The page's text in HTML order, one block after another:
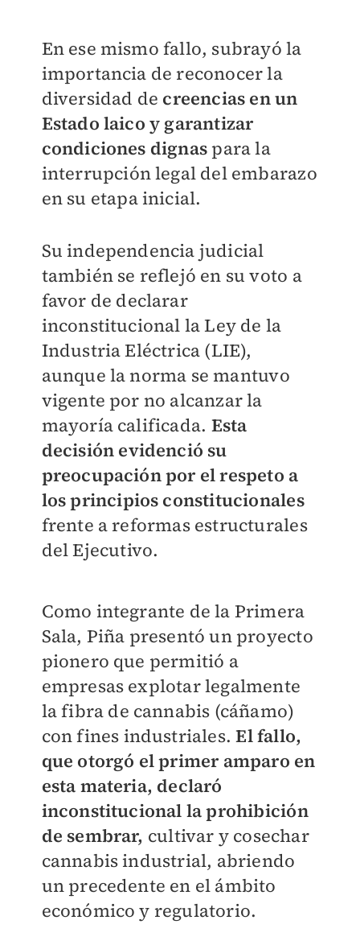
En ese mismo fallo, subrayó la
importancia de reconocer la
diversidad de creencias en un
Estado laico y garantizar
condiciones dignas para la
interrupción legal del embarazo
en su etapa inicial.
Su independencia judicial
también se reflejó en su voto a
favor de declarar
inconstitucional la Ley de la
Industria Eléctrica (LIE),
aunque la norma se mantuvo
vigente por no alcanzar la
mayoría calificada. Esta
decisión evidenció su
preocupación por el respeto a
los principios constitucionales
frente a reformas estructurales
del Ejecutivo.
Como integrante de la Primera
Sala, Piña presentó un proyecto
pionero que permitió a
empresas explotar legalmente
la fibra de cannabis (cáñamo)
con fines industriales.El fallo,
que otorgó el primer amparo en
esta materia, declaró
inconstitucional la prohibición
de sembrar, cultivar y cosechar
cannabis industrial, abriendo
un precedente en el ámbito
económico y regulatorio.